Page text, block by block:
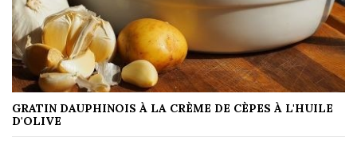
GRATIN DAUPHINOIS À LA CRÈME DE CÈPES À L'HUILE
D'OLIVE